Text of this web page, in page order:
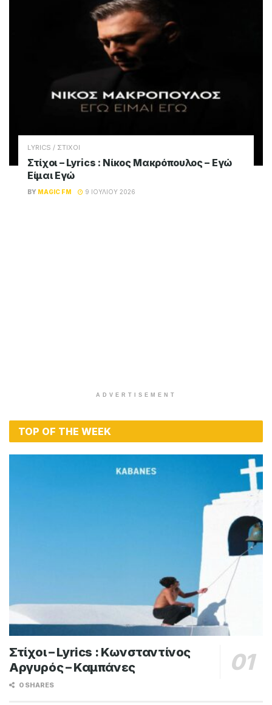
LYRICS / ΣΤΙΧΟΙ
Στίχοι – Lyrics : Νίκος Μακρόπουλος – Εγώ
Είμαι Εγώ
BY MAGIC FM 9 ΙΟΥΛΊΟΥ 2026
ADVERTISEMENT
TOP OF THE WEEK
Στίχοι – Lyrics : Κωνσταντίνος
Αργυρός – Καμπάνες
0 SHARES